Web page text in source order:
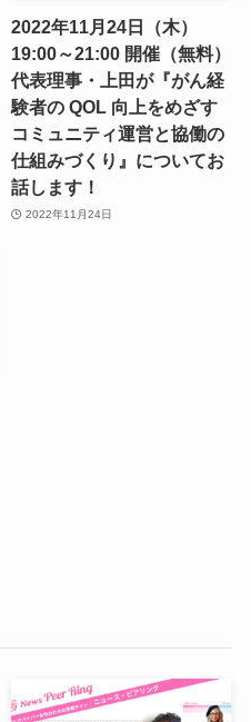
2022年11月24日（木）
19:00～21:00 開催（無料）
代表理事・上田が『がん経
験者の QOL 向上をめざす
コミュニティ運営と協働の
仕組みづくり』についてお
話します！
2022年11月24日